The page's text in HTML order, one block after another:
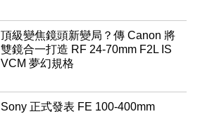
頂級變焦鏡頭新變局？傳 Canon 將
雙鏡合一打造 RF 24-70mm F2L IS
VCM 夢幻規格
Sony 正式發表 FE 100-400mm